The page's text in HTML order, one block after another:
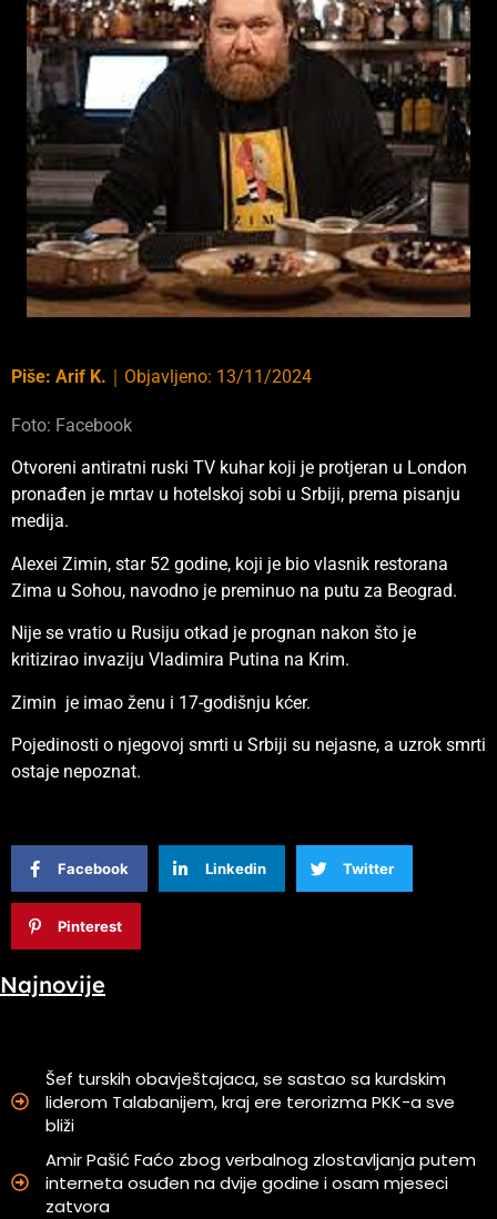
Piše: Arif K. ｜ Objavljeno: 13/11/2024
Foto: Facebook
Otvoreni antiratni ruski TV kuhar koji je protjeran u London
pronađen je mrtav u hotelskoj sobi u Srbiji, prema pisanju
medija.
Alexei Zimin, star 52 godine, koji je bio vlasnik restorana
Zima u Sohou, navodno je preminuo na putu za Beograd.
Nije se vratio u Rusiju otkad je prognan nakon što je
kritizirao invaziju Vladimira Putina na Krim.
Zimin je imao ženu i 17-godišnju kćer.
Pojedinosti o njegovoj smrti u Srbiji su nejasne, a uzrok smrti
ostaje nepoznat.
Facebook Linkedin Twitter
Pinterest
Najnovije
Šef turskih obavještajaca, se sastao sa kurdskim
liderom Talabanijem, kraj ere terorizma PKK-a sve
bliži
Amir Pašić Faćo zbog verbalnog zlostavljanja putem
interneta osuđen na dvije godine i osam mjeseci
zatvora